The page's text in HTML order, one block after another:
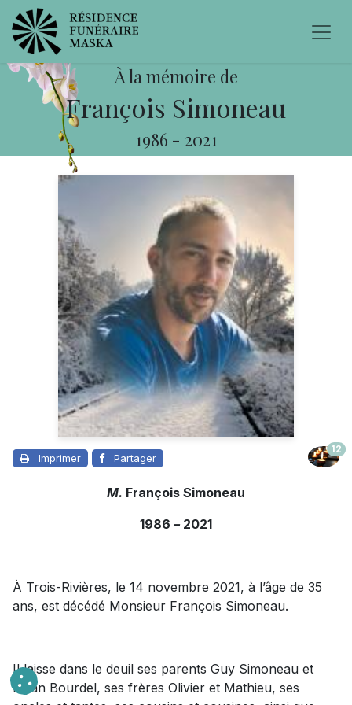
À la mémoire de
François Simoneau
1986 - 2021
Imprimer Partager
12
M. François Simoneau
1986 – 2021
À Trois-Rivières, le 14 novembre 2021, à l’âge de 35
ans, est décédé Monsieur François Simoneau.
Il laisse dans le deuil ses parents Guy Simoneau et
Élyan Bourdel, ses frères Olivier et Mathieu, ses